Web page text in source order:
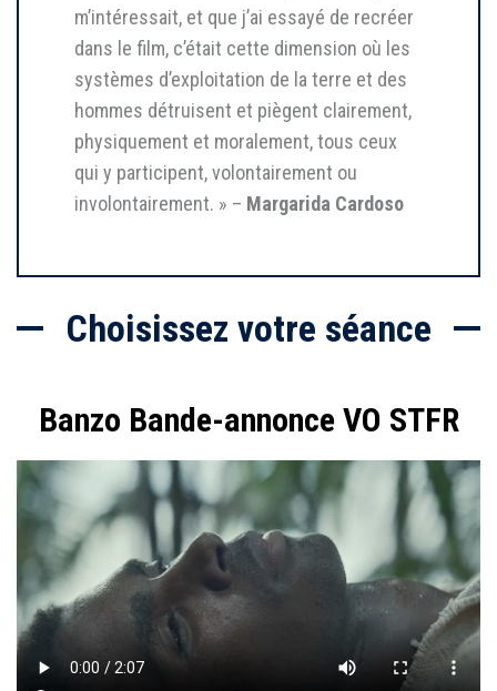
m’intéressait, et que j’ai essayé de recréer
dans le film, c’était cette dimension où les
systèmes d’exploitation de la terre et des
hommes détruisent et piègent clairement,
physiquement et moralement, tous ceux
qui y participent, volontairement ou
involontairement. » – Margarida Cardoso
Choisissez votre séance
Banzo Bande-annonce VO STFR